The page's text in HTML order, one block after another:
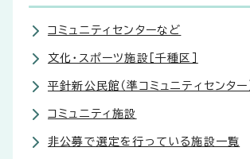
コミュニティセンターなど
文化・スポーツ施設［千種区］
平針新公民館（準コミュニティセンター
コミュニティ施設
非公募で選定を行っている施設一覧